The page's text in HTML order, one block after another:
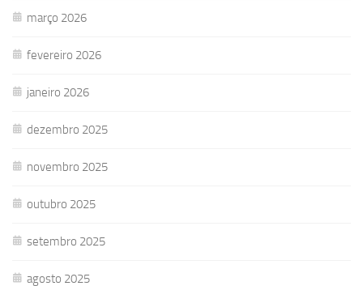
março 2026
fevereiro 2026
janeiro 2026
dezembro 2025
novembro 2025
outubro 2025
setembro 2025
agosto 2025